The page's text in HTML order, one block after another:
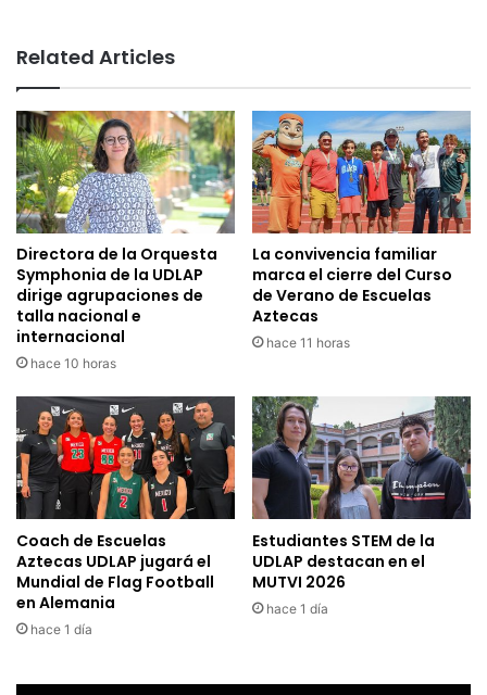
Related Articles
Directora de la Orquesta
Symphonia de la UDLAP
dirige agrupaciones de
talla nacional e
internacional
hace 10 horas
La convivencia familiar
marca el cierre del Curso
de Verano de Escuelas
Aztecas
hace 11 horas
Coach de Escuelas
Aztecas UDLAP jugará el
Mundial de Flag Football
en Alemania
hace 1 día
Estudiantes STEM de la
UDLAP destacan en el
MUTVI 2026
hace 1 día